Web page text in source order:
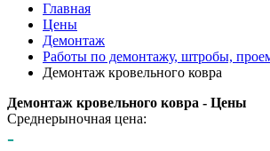
Главная
Цены
Демонтаж
Работы по демонтажу, штробы,
Демонтаж кровельного ковра
Демонтаж кровельного ковра - Цены
Среднерыночная цена:
-